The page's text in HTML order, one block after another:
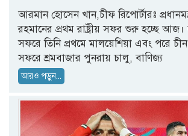
আরমান হোসেন খান,চীফ রিপোর্টারঃ
রহমানের প্রথম রাষ্ট্রীয় সফর শুরু হচ্ছে
সফরে তিনি প্রথমে মালয়েশিয়া এবং পরে
সফরে শ্রমবাজার পুনরায় চালু, বাণিজ্য
আরও পড়ুন...